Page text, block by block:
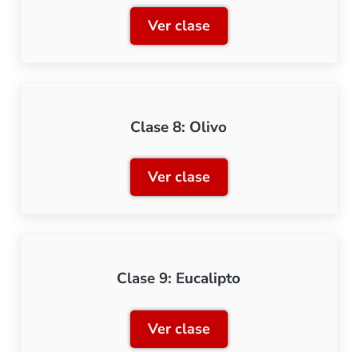
Ver claseClase 7: Abeto blanco
Clase 8: Olivo
Ver claseClase 8: Olivo
Clase 9: Eucalipto
Ver claseClase 9: Eucalipto